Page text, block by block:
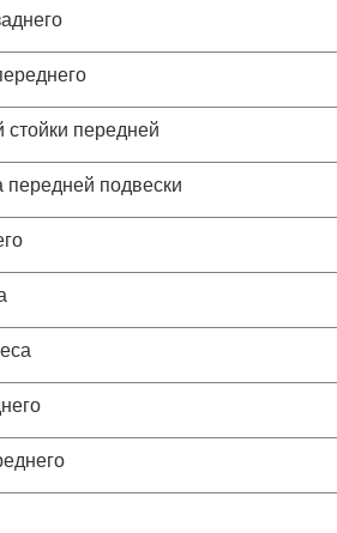
передней
подвески